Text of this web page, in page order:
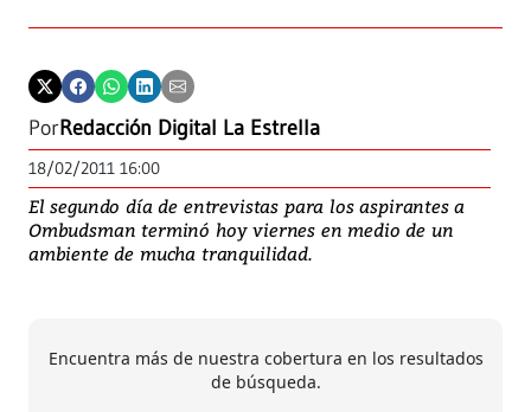
PorRedacción Digital La Estrella
18/02/2011 16:00
El segundo día de entrevistas para los aspirantes a
Ombudsman terminó hoy viernes en medio de un
ambiente de mucha tranquilidad.
Encuentra más de nuestra cobertura en los resultados
de búsqueda.